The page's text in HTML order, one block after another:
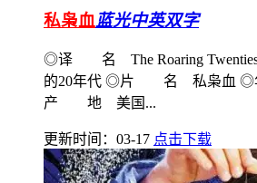
私枭血蓝光中英双字
◎译 名 The Roaring Twenties/
的20年代 ◎片 名 私枭血
产 地 美国...
更新时间：03-17 点击下载